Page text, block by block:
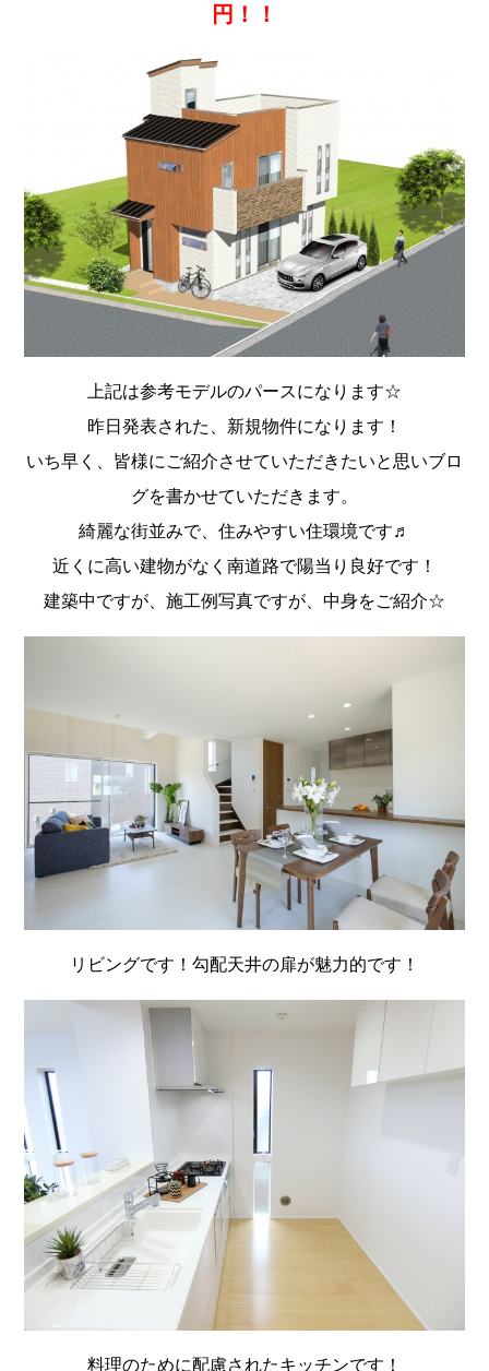
円！！
上記は参考モデルのパースになります☆
昨日発表された、新規物件になります！
いち早く、皆様にご紹介させていただきたいと思いブロ
グを書かせていただきます。
綺麗な街並みで、住みやすい住環境です♬
近くに高い建物がなく南道路で陽当り良好です！
建築中ですが、施工例写真ですが、中身をご紹介☆
リビングです！勾配天井の扉が魅力的です！
料理のために配慮されたキッチンです！